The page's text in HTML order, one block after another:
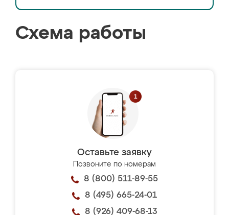
Схема работы
Оставьте заявку
Позвоните по номерам
8 (800) 511-89-55
8 (495) 665-24-01
8 (926) 409-68-13